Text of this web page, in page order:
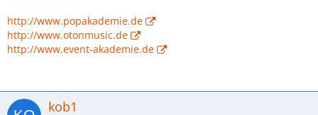
http://www.popakademie.de
http://www.otonmusic.de
http://www.event-akademie.de
kob1